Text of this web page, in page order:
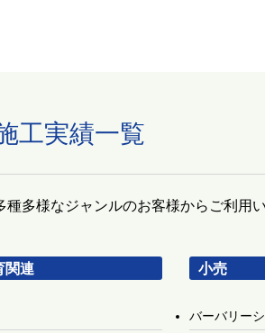
工実績一覧
多様なジャンルのお客様からご利用
関連 小売
バーバリー